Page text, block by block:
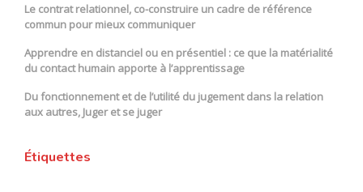
Le contrat relationnel, co-construire un cadre de référence
commun pour mieux communiquer
Apprendre en distanciel ou en présentiel : ce que la matérialité
du contact humain apporte à l’apprentissage
Du fonctionnement et de l’utilité du jugement dans la relation
aux autres, Juger et se juger
Étiquettes